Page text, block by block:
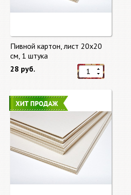
Пивной картон, лист 20х20
cм, 1 штука
28 руб.